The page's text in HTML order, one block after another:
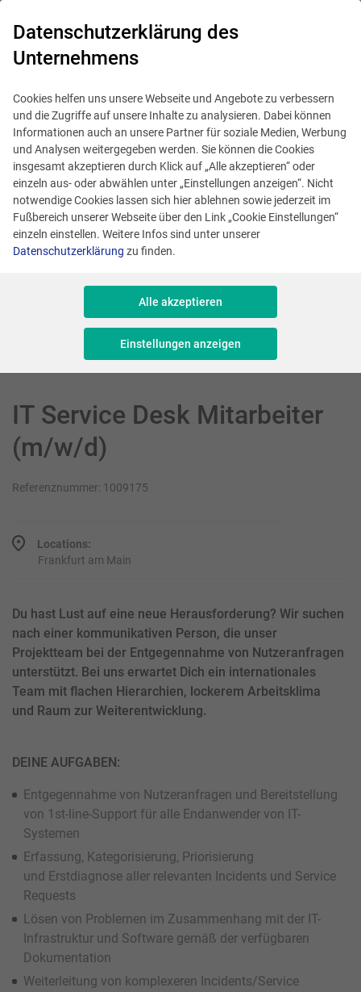
Dieses Angebot ist veraltet.
IT Service Desk Mitarbeiter
(m/w/d)
Referenznummer: 1009175
Locations:
Frankfurt am Main
Du hast Lust auf eine neue Herausforderung? Wir suchen
nach einer kommunikativen Person, die unser
Projektteam bei der Entgegennahme von Nutzeranfragen
unterstützt. Bei uns erwartet Dich ein internationales
Team mit flachen Hierarchien, lockerem Arbeitsklima
und Raum zur Weiterentwicklung.
DEINE AUFGABEN:
Entgegennahme von Nutzeranfragen und Bereitstellung
von 1st-line-Support für alle Endanwender von IT-
Systemen
Erfassung, Kategorisierung, Priorisierung
und Erstdiagnose aller relevanten Incidents und Service
Requests
Lösen von Problemen im Zusammenhang mit der IT-
Infrastruktur und Software gemäß der verfügbaren
Dokumentation
Weiterleitung von komplexeren Incidents/Service
Datenschutzerklärung des
Unternehmens
Cookies helfen uns unsere Webseite und Angebote zu verbessern
und die Zugriffe auf unsere Inhalte zu analysieren. Dabei können
Informationen auch an unsere Partner für soziale Medien, Werbung
und Analysen weitergegeben werden. Sie können die Cookies
insgesamt akzeptieren durch Klick auf „Alle akzeptieren“ oder
einzeln aus- oder abwählen unter „Einstellungen anzeigen“. Nicht
notwendige Cookies lassen sich hier ablehnen sowie jederzeit im
Fußbereich unserer Webseite über den Link „Cookie Einstellungen“
einzeln einstellen. Weitere Infos sind unter unserer
Datenschutzerklärung zu finden.
Alle akzeptieren
Einstellungen anzeigen